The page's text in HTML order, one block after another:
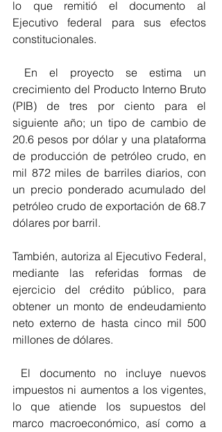
lo que remitió el documento al
Ejecutivo federal para sus efectos
constitucionales.
En el proyecto se estima un
crecimiento del Producto Interno Bruto
(PIB) de tres por ciento para el
siguiente año; un tipo de cambio de
20.6 pesos por dólar y una plataforma
de producción de petróleo crudo, en
mil 872 miles de barriles diarios, con
un precio ponderado acumulado del
petróleo crudo de exportación de 68.7
dólares por barril.
También, autoriza al Ejecutivo Federal,
mediante las referidas formas de
ejercicio del crédito público, para
obtener un monto de endeudamiento
neto externo de hasta cinco mil 500
millones de dólares.
El documento no incluye nuevos
impuestos ni aumentos a los vigentes,
lo que atiende los supuestos del
marco macroeconómico, así como a